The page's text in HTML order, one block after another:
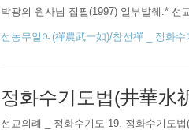
박광의 원사님 집필(1997) 일부발췌.* 선
團)에서 하늘을 섬기는 제천의식(祭天
선농무일여(禪農武一如)/참선禪 _ 정화수
정화수기도법(井華水
선교의례 _ 정화수기도 19. 정화수기도